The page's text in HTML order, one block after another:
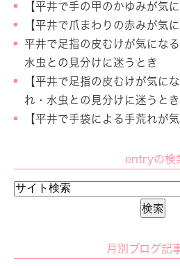
【平井で手の甲のかゆみが気
【平井で爪まわりの赤みが気に
平井で足指の皮むけが気にな
水虫との見分けに迷うとき
【平井で足指の皮むけが気に
れ・水虫との見分けに迷うとき
【平井で手袋による手荒れが
entryの検
月別ブログ記